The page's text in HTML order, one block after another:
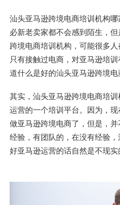
汕头亚马逊跨境电商培训机构哪
必新老卖家都不会感到陌生，
跨境电商培训机构，可能很多
只有接触过电商，对亚马逊培
道什么是好的汕头亚马逊跨境电
其实，汕头亚马逊跨境电商培
运营的一个培训平台。因为，
做亚马逊跨境电商了，但是，
经验，有团队的，在没有经验
好亚马逊运营的话自然是不现实